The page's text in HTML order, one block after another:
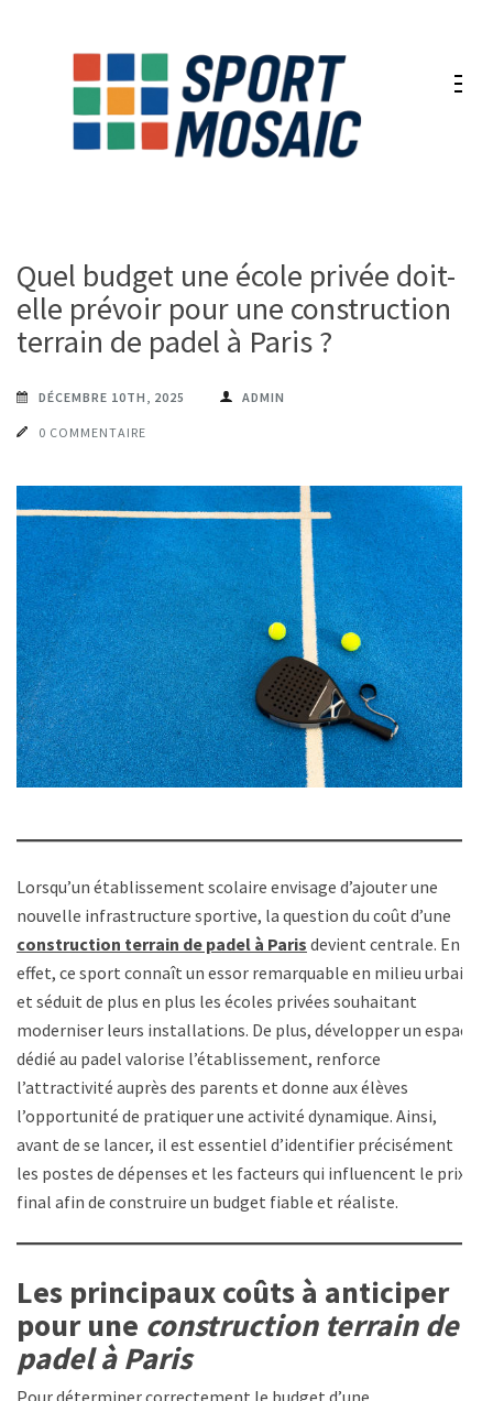
Quel budget une école privée doit-
elle prévoir pour une construction
terrain de padel à Paris ?
DÉCEMBRE 10TH, 2025 ADMIN
0 COMMENTAIRE
Lorsqu’un établissement scolaire envisage d’ajouter une
nouvelle infrastructure sportive, la question du coût d’une
construction terrain de padel à Paris devient centrale. En
effet, ce sport connaît un essor remarquable en milieu urbain
et séduit de plus en plus les écoles privées souhaitant
moderniser leurs installations. De plus, développer un espace
dédié au padel valorise l’établissement, renforce
l’attractivité auprès des parents et donne aux élèves
l’opportunité de pratiquer une activité dynamique. Ainsi,
avant de se lancer, il est essentiel d’identifier précisément
les postes de dépenses et les facteurs qui influencent le prix
final afin de construire un budget fiable et réaliste.
Les principaux coûts à anticiper
pour une construction terrain de
padel à Paris
Pour déterminer correctement le budget d’une